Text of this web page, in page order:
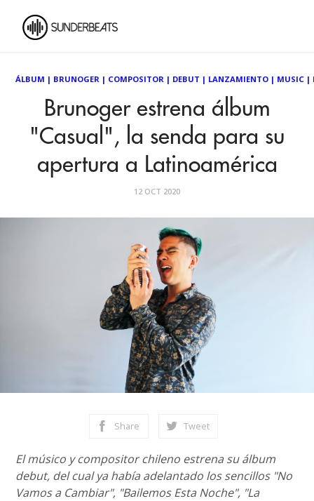
ÁLBUM | BRUNOGER | COMPOSITOR | DEBUT | LANZAMIENTO | MUSIC |
Brunoger estrena álbum
"Casual", la senda para su
apertura a Latinoamérica
12 OCT 2020
Share Tweet
El músico y compositor chileno estrena su álbum
debut, del cual ya había adelantado los sencillos "No
Vamos a Cambiar", "Bailemos Esta Noche", "La